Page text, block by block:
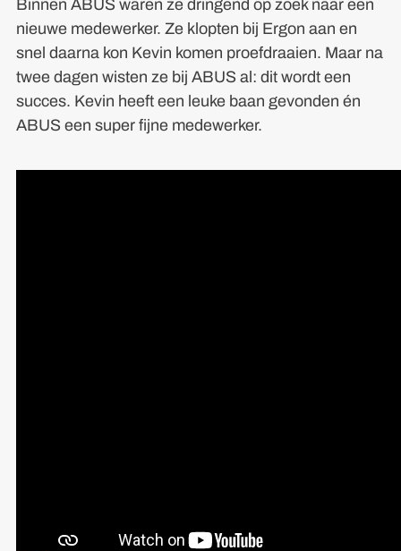
Binnen ABUS waren ze dringend op zoek naar een
nieuwe medewerker. Ze klopten bij Ergon aan en
snel daarna kon Kevin komen proefdraaien. Maar na
twee dagen wisten ze bij ABUS al: dit wordt een
succes. Kevin heeft een leuke baan gevonden én
ABUS een super fijne medewerker.